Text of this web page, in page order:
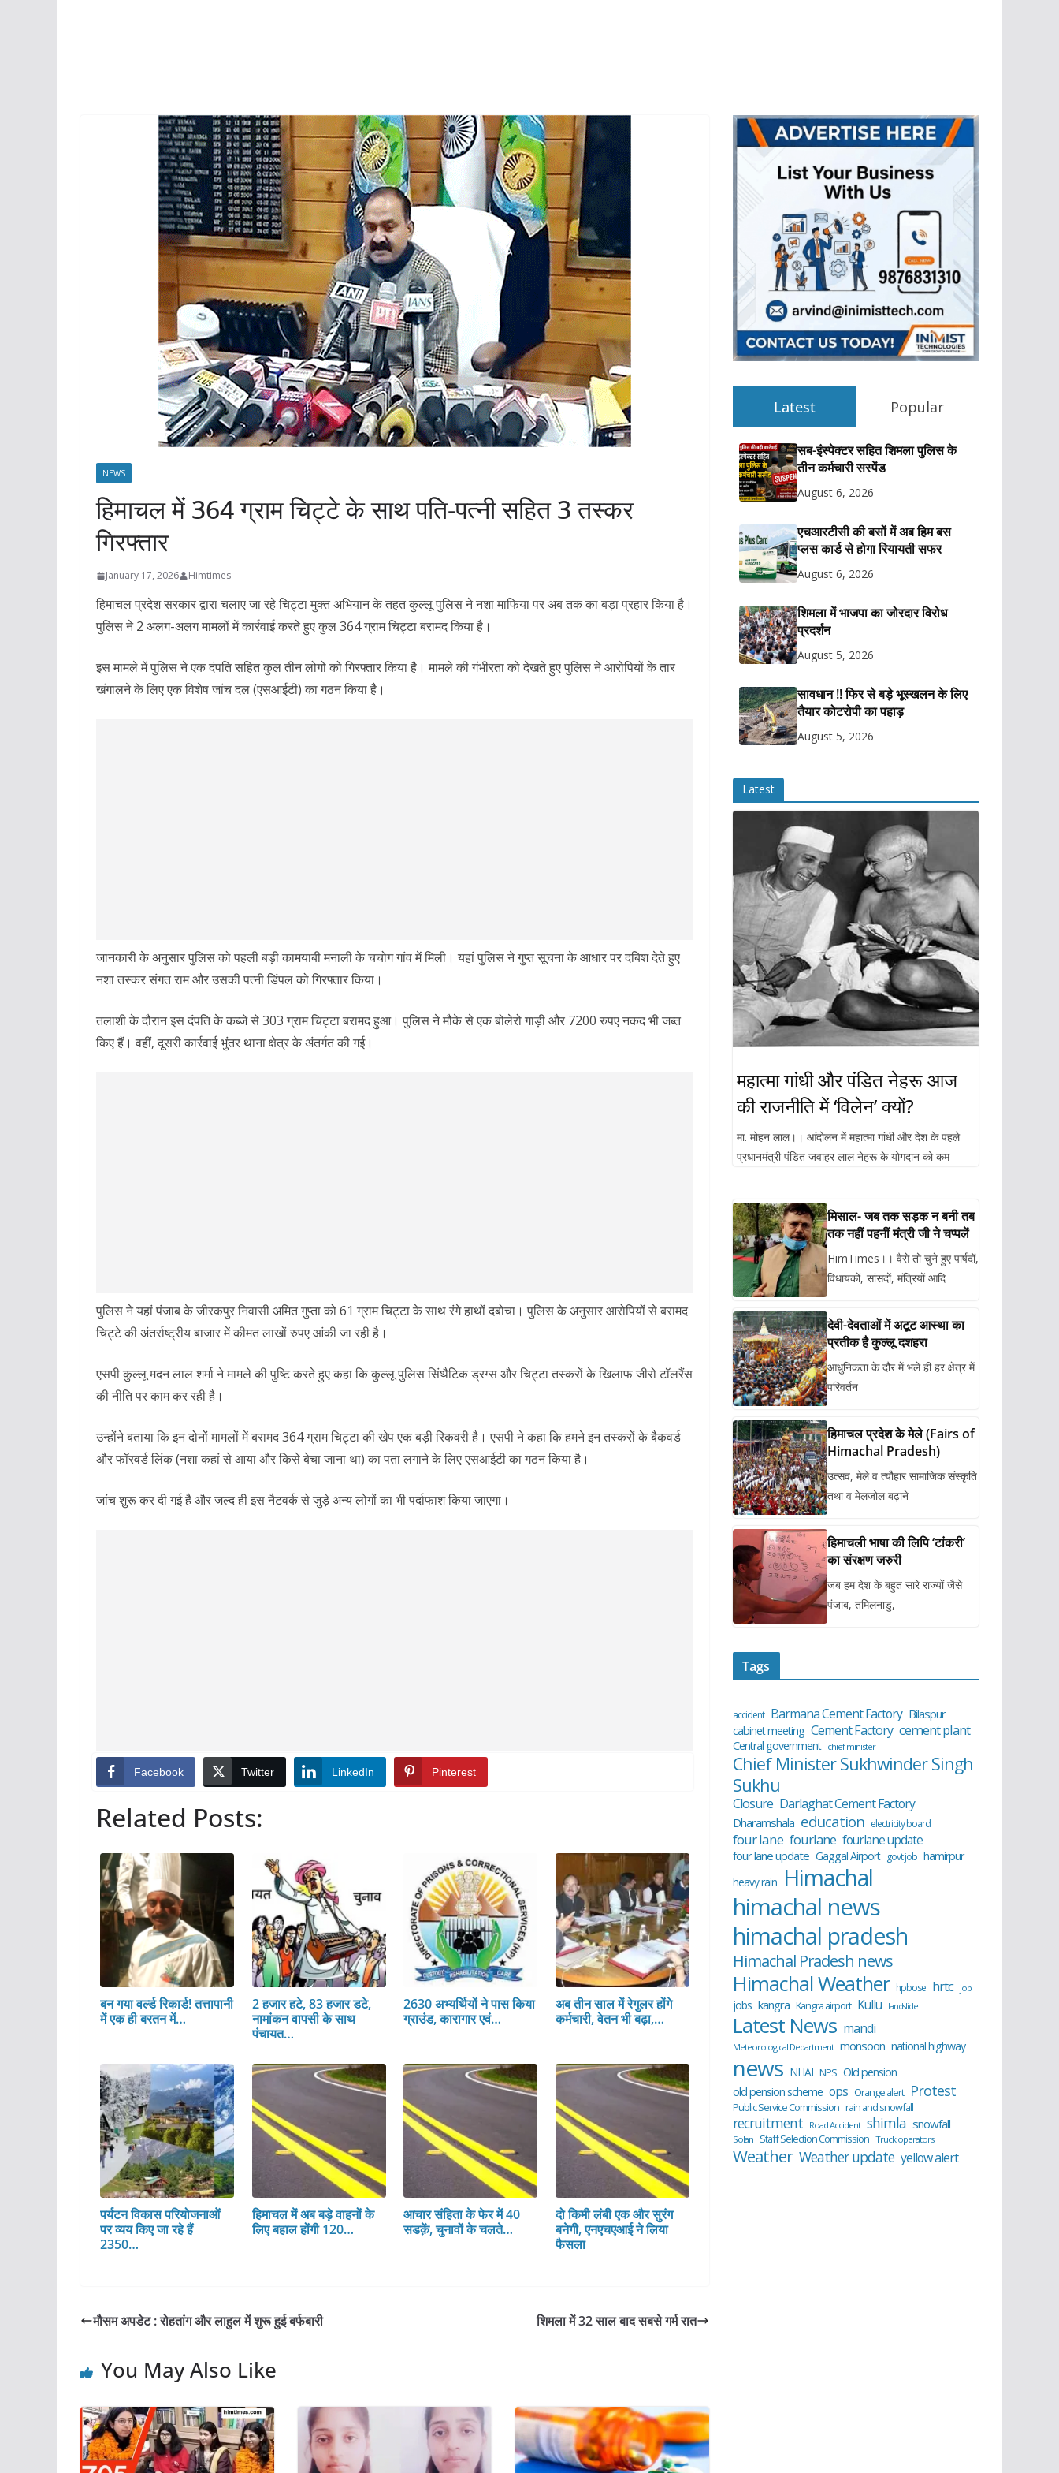
NEWS
हिमाचल में 364 ग्राम चिट्टे के साथ पति-पत्नी सहित 3 तस्कर
गिरफ्तार
January 17, 2026 Himtimes
हिमाचल प्रदेश सरकार द्वारा चलाए जा रहे चिट्टा मुक्त अभियान के तहत कुल्लू पुलिस ने नशा माफिया पर अब तक का बड़ा प्रहार किया है।
पुलिस ने 2 अलग-अलग मामलों में कार्रवाई करते हुए कुल 364 ग्राम चिट्टा बरामद किया है।
इस मामले में पुलिस ने एक दंपति सहित कुल तीन लोगों को गिरफ्तार किया है। मामले की गंभीरता को देखते हुए पुलिस ने आरोपियों के तार
खंगालने के लिए एक विशेष जांच दल (एसआईटी) का गठन किया है।
जानकारी के अनुसार पुलिस को पहली बड़ी कामयाबी मनाली के चचोग गांव में मिली। यहां पुलिस ने गुप्त सूचना के आधार पर दबिश देते हुए
नशा तस्कर संगत राम और उसकी पत्नी डिंपल को गिरफ्तार किया।
तलाशी के दौरान इस दंपति के कब्जे से 303 ग्राम चिट्टा बरामद हुआ। पुलिस ने मौके से एक बोलेरो गाड़ी और 7200 रुपए नकद भी जब्त
किए हैं। वहीं, दूसरी कार्रवाई भुंतर थाना क्षेत्र के अंतर्गत की गई।
पुलिस ने यहां पंजाब के जीरकपुर निवासी अमित गुप्ता को 61 ग्राम चिट्टा के साथ रंगे हाथों दबोचा। पुलिस के अनुसार आरोपियों से बरामद
चिट्टे की अंतर्राष्ट्रीय बाजार में कीमत लाखों रुपए आंकी जा रही है।
एसपी कुल्लू मदन लाल शर्मा ने मामले की पुष्टि करते हुए कहा कि कुल्लू पुलिस सिंथैटिक ड्रग्स और चिट्टा तस्करों के खिलाफ जीरो टॉलरैंस
की नीति पर काम कर रही है।
उन्होंने बताया कि इन दोनों मामलों में बरामद 364 ग्राम चिट्टा की खेप एक बड़ी रिकवरी है। एसपी ने कहा कि हमने इन तस्करों के बैकवर्ड
और फॉरवर्ड लिंक (नशा कहां से आया और किसे बेचा जाना था) का पता लगाने के लिए एसआईटी का गठन किया है।
जांच शुरू कर दी गई है और जल्द ही इस नैटवर्क से जुड़े अन्य लोगों का भी पर्दाफाश किया जाएगा।
Facebook Twitter LinkedIn Pinterest
Related Posts:
बन गया वर्ल्ड रिकार्ड! तत्तापानी
में एक ही बरतन में…
2 हजार हटे, 83 हजार डटे,
नामांकन वापसी के साथ
पंचायत…
2630 अभ्यर्थियों ने पास किया
ग्राउंड, कारागार एवं…
अब तीन साल में रेगुलर होंगे
कर्मचारी, वेतन भी बढ़ा,…
पर्यटन विकास परियोजनाओं
पर व्यय किए जा रहे हैं
2350…
हिमाचल में अब बड़े वाहनों के
लिए बहाल होंगी 120…
आचार संहिता के फेर में 40
सडक़ें, चुनावों के चलते…
दो किमी लंबी एक और सुरंग
बनेगी, एनएचएआई ने लिया
फैसला
मौसम अपडेट : रोहतांग और लाहुल में शुरू हुई बर्फबारी शिमला में 32 साल बाद सबसे गर्म रात
You May Also Like
Latest Popular
सब-इंस्पेक्टर सहित शिमला पुलिस के
तीन कर्मचारी सस्पेंड
August 6, 2026
एचआरटीसी की बसों में अब हिम बस
प्लस कार्ड से होगा रियायती सफर
August 6, 2026
शिमला में भाजपा का जोरदार विरोध
प्रदर्शन
August 5, 2026
सावधान !! फिर से बड़े भूस्खलन के लिए
तैयार कोटरोपी का पहाड़
August 5, 2026
Latest
महात्मा गांधी और पंडित नेहरू आज
की राजनीति में ‘विलेन’ क्यों?
मा. मोहन लाल।। आंदोलन में महात्मा गांधी और देश के पहले
प्रधानमंत्री पंडित जवाहर लाल नेहरू के योगदान को कम
मिसाल- जब तक सड़क न बनी तब
तक नहीं पहनीं मंत्री जी ने चप्पलें
HimTimes।। वैसे तो चुने हुए पार्षदों,
विधायकों, सांसदों, मंत्रियों आदि
देवी-देवताओं में अटूट आस्था का
प्रतीक है कुल्लू दशहरा
आधुनिकता के दौर में भले ही हर क्षेत्र में
परिवर्तन
हिमाचल प्रदेश के मेले (Fairs of
Himachal Pradesh)
उत्सव, मेले व त्यौहार सामाजिक संस्कृति
तथा व मेलजोल बढ़ाने
हिमाचली भाषा की लिपि ‘टांकरी’
का संरक्षण जरुरी
जब हम देश के बहुत सारे राज्यों जैसे
पंजाब, तमिलनाडु,
Tags
accident Barmana Cement Factory Bilaspur
cabinet meeting Cement Factory cement plant
Central government chief minister
Chief Minister Sukhwinder Singh
Sukhu
Closure Darlaghat Cement Factory
Dharamshala education electricity board
four lane fourlane fourlane update
four lane update Gaggal Airport govt job hamirpur
heavy rain Himachal
himachal news
himachal pradesh
Himachal Pradesh news
Himachal Weather hpbose hrtc job
jobs kangra Kangra airport Kullu landslide
Latest News mandi
Meteorological Department monsoon national highway
news NHAI NPS Old pension
old pension scheme ops Orange alert Protest
Public Service Commission rain and snowfall
recruitment Road Accident shimla snowfall
Solan Staff Selection Commission Truck operators
Weather Weather update yellow alert